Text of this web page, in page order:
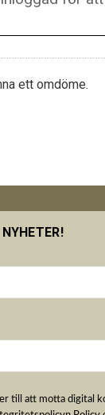
ett omdöme.
till att motta digital